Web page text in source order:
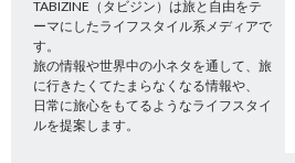
TABIZINE（タビジン）は旅と自由をテ
ーマにしたライフスタイル系メディアで
す。
旅の情報や世界中の小ネタを通して、旅
に行きたくてたまらなくなる情報や、
日常に旅心をもてるようなライフスタイ
ルを提案します。